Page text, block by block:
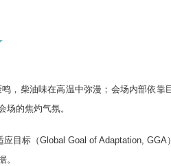
，柴油味在高温中弥漫；会场内部依靠
的焦灼气氛。
目标（Global Goal of Adaptation, GGA
。